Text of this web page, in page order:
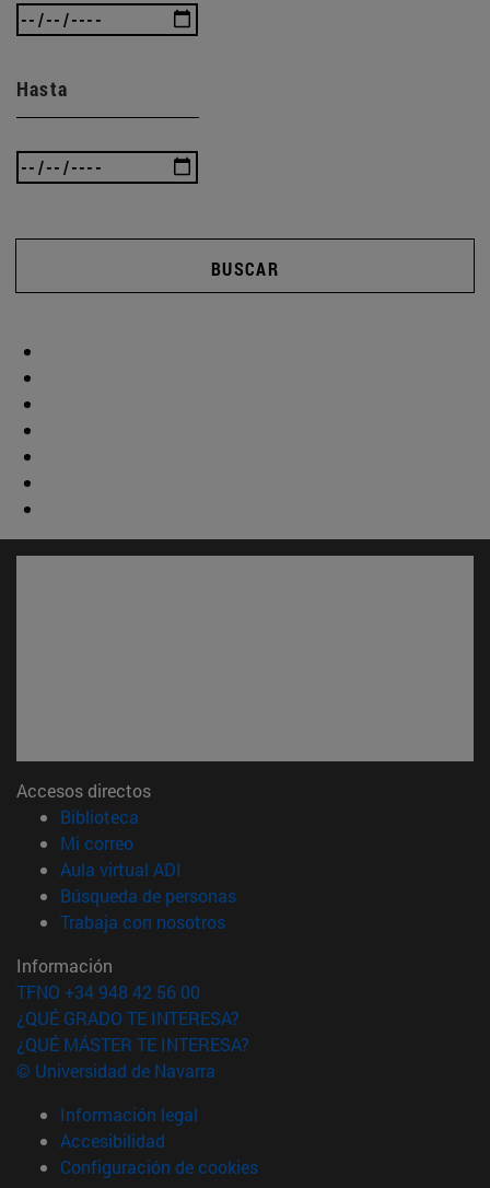
Hasta
BUSCAR
Accesos directos
Biblioteca
Mi correo(abre en nueva ventana)
Aula virtual ADI
Búsqueda de personas(abre en nueva ventana)
Trabaja con nosotros(abre en nueva ventana)
Información
TFNO +34 948 42 56 00
¿QUÉ GRADO TE INTERESA?
¿QUÉ MÁSTER TE INTERESA?
© Universidad de Navarra
Información legal
Accesibilidad
Configuración de cookies